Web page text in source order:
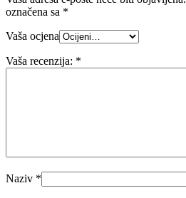
označena sa *
Vaša ocjena
Vaša recenzija: *
Naziv *